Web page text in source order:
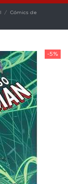
Cómics de
-5%